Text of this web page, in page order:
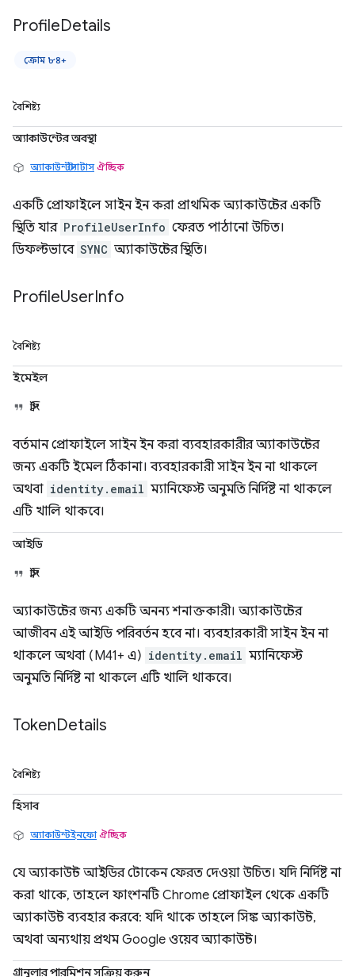
ProfileDetails
ক্রোম ৮৪+
বৈশিষ্ট্য
অ্যাকাউন্টের অবস্থা
অ্যাকাউন্টস্ট্যাটাস ঐচ্ছিক
একটি প্রোফাইলে সাইন ইন করা প্রাথমিক অ্যাকাউন্টের একটি
স্থিতি যার ProfileUserInfo ফেরত পাঠানো উচিত।
ডিফল্টভাবে SYNC অ্যাকাউন্টের স্থিতি।
ProfileUserInfo
বৈশিষ্ট্য
ইমেইল
স্ট্রিং
বর্তমান প্রোফাইলে সাইন ইন করা ব্যবহারকারীর অ্যাকাউন্টের
জন্য একটি ইমেল ঠিকানা। ব্যবহারকারী সাইন ইন না থাকলে
অথবা identity.email ম্যানিফেস্ট অনুমতি নির্দিষ্ট না থাকলে
এটি খালি থাকবে।
আইডি
স্ট্রিং
অ্যাকাউন্টের জন্য একটি অনন্য শনাক্তকারী। অ্যাকাউন্টের
আজীবন এই আইডি পরিবর্তন হবে না। ব্যবহারকারী সাইন ইন না
থাকলে অথবা (M41+ এ) identity.email ম্যানিফেস্ট
অনুমতি নির্দিষ্ট না থাকলে এটি খালি থাকবে।
TokenDetails
বৈশিষ্ট্য
হিসাব
অ্যাকাউন্টইনফো ঐচ্ছিক
যে অ্যাকাউন্ট আইডির টোকেন ফেরত দেওয়া উচিত। যদি নির্দিষ্ট না
করা থাকে, তাহলে ফাংশনটি Chrome প্রোফাইল থেকে একটি
অ্যাকাউন্ট ব্যবহার করবে: যদি থাকে তাহলে সিঙ্ক অ্যাকাউন্ট,
অথবা অন্যথায় প্রথম Google ওয়েব অ্যাকাউন্ট।
গ্রানুলার পারমিশন সক্রিয় করুন